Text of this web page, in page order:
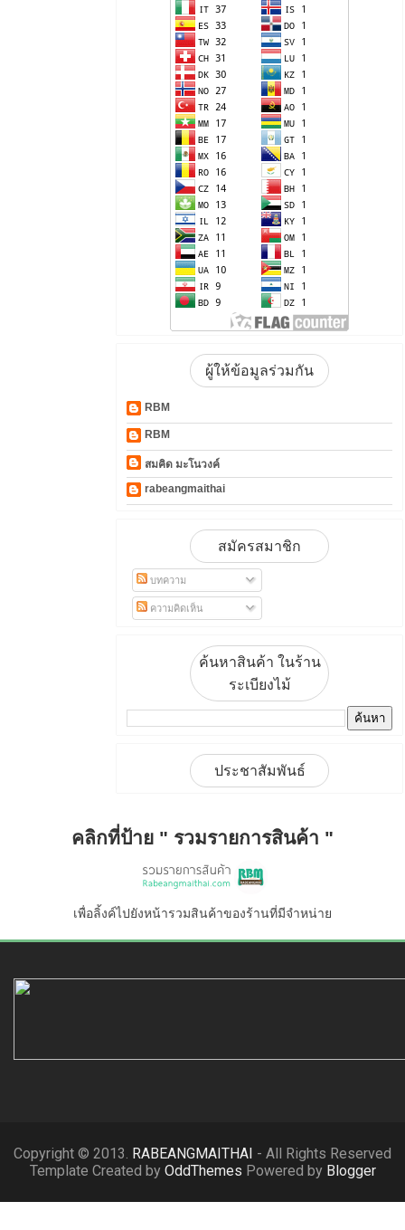
ผู้ให้ข้อมูลร่วมกัน
RBM
RBM
สมคิด มะโนวงค์
rabeangmaithai
สมัครสมาชิก
บทความ
ความคิดเห็น
ค้นหาสินค้า ในร้าน
ระเบียงไม้
ประชาสัมพันธ์
คลิกที่ป้าย " รวมรายการสินค้า "
เพื่อลิ้งค์ไปยังหน้ารวมสินค้าของร้านที่มีจำหน่าย
Copyright © 2013. RABEANGMAITHAI - All Rights Reserved
Template Created by OddThemes Powered by Blogger